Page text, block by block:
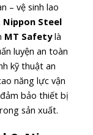
– vệ sinh lao
Nippon Steel
MT Safetylà
luyện an toàn
kỹ thuật an
năng lực vận
bảo thiết bị
sản xuất.